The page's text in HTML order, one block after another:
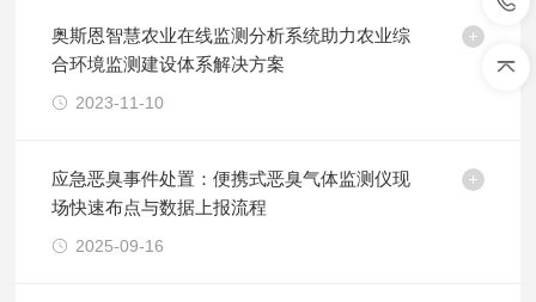
奥斯恩智慧农业在线监测分析系统助力农业综
合环境监测建设体系解决方案
2023-11-10
应急恶臭事件处置：便携式恶臭气体监测仪现
场快速布点与数据上报流程
2025-09-16